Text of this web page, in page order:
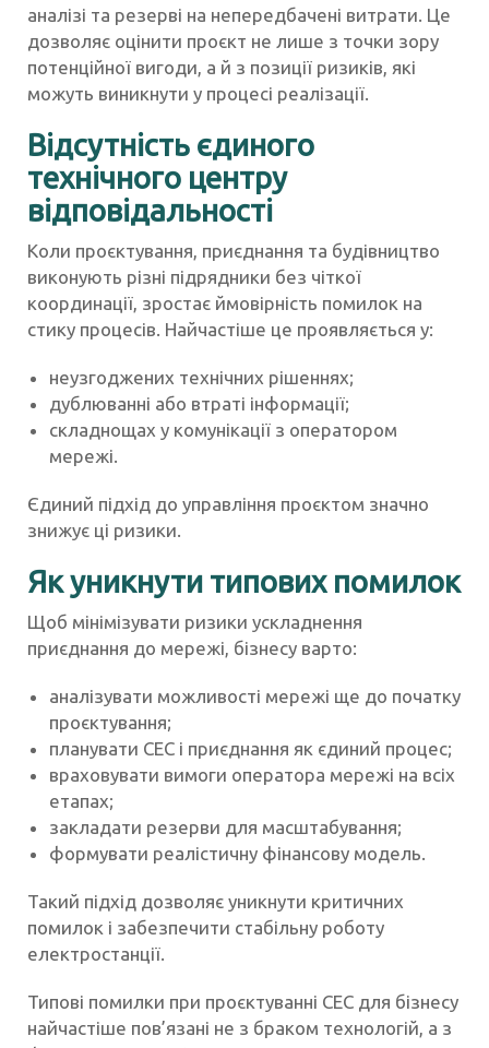
аналізі та резерві на непередбачені витрати. Це
дозволяє оцінити проєкт не лише з точки зору
потенційної вигоди, а й з позиції ризиків, які
можуть виникнути у процесі реалізації.
Відсутність єдиного
технічного центру
відповідальності
Коли проєктування, приєднання та будівництво
виконують різні підрядники без чіткої
координації, зростає ймовірність помилок на
стику процесів. Найчастіше це проявляється у:
неузгоджених технічних рішеннях;
дублюванні або втраті інформації;
складнощах у комунікації з оператором
мережі.
Єдиний підхід до управління проєктом значно
знижує ці ризики.
Як уникнути типових помилок
Щоб мінімізувати ризики ускладнення
приєднання до мережі, бізнесу варто:
аналізувати можливості мережі ще до початку
проєктування;
планувати СЕС і приєднання як єдиний процес;
враховувати вимоги оператора мережі на всіх
етапах;
закладати резерви для масштабування;
формувати реалістичну фінансову модель.
Такий підхід дозволяє уникнути критичних
помилок і забезпечити стабільну роботу
електростанції.
Типові помилки при проєктуванні СЕС для бізнесу
найчастіше пов’язані не з браком технологій, а з